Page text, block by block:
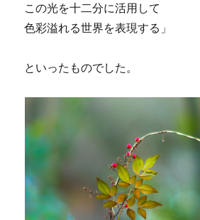
この光を十二分に活用して
色彩溢れる世界を表現する」
といったものでした。